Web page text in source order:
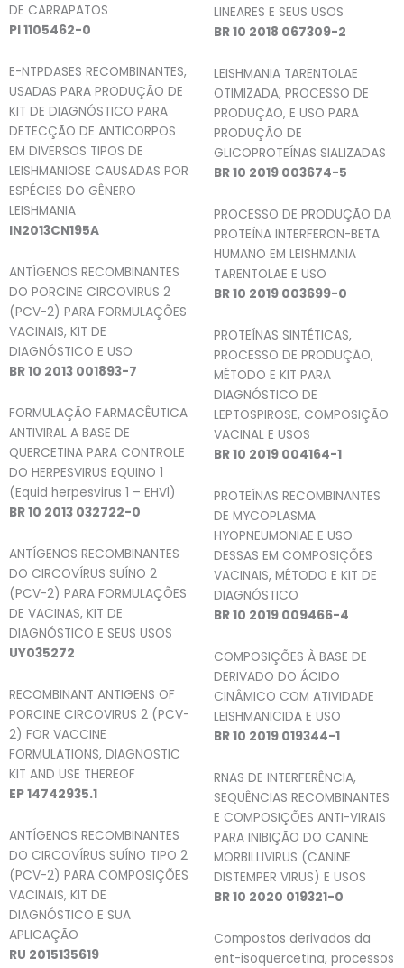
DE CARRAPATOS
PI 1105462-0
E-NTPDASES RECOMBINANTES,
USADAS PARA PRODUÇÃO DE
KIT DE DIAGNÓSTICO PARA
DETECÇÃO DE ANTICORPOS
EM DIVERSOS TIPOS DE
LEISHMANIOSE CAUSADAS POR
ESPÉCIES DO GÊNERO
LEISHMANIA
IN2013CN195A
ANTÍGENOS RECOMBINANTES
DO PORCINE CIRCOVIRUS 2
(PCV-2) PARA FORMULAÇÕES
VACINAIS, KIT DE
DIAGNÓSTICO E USO
BR 10 2013 001893-7
FORMULAÇÃO FARMACÊUTICA
ANTIVIRAL A BASE DE
QUERCETINA PARA CONTROLE
DO HERPESVIRUS EQUINO 1
(Equid herpesvirus 1 – EHVl)
BR 10 2013 032722-0
ANTÍGENOS RECOMBINANTES
DO CIRCOVÍRUS SUÍNO 2
(PCV-2) PARA FORMULAÇÕES
DE VACINAS, KIT DE
DIAGNÓSTICO E SEUS USOS
UY035272
RECOMBINANT ANTIGENS OF
PORCINE CIRCOVIRUS 2 (PCV-
2) FOR VACCINE
FORMULATIONS, DIAGNOSTIC
KIT AND USE THEREOF
EP 14742935.1
ANTÍGENOS RECOMBINANTES
DO CIRCOVÍRUS SUÍNO TIPO 2
(PCV-2) PARA COMPOSIÇÕES
VACINAIS, KIT DE
DIAGNÓSTICO E SUA
APLICAÇÃO
RU 2015135619
LINEARES E SEUS USOS
BR 10 2018 067309-2
LEISHMANIA TARENTOLAE
OTIMIZADA, PROCESSO DE
PRODUÇÃO, E USO PARA
PRODUÇÃO DE
GLICOPROTEÍNAS SIALIZADAS
BR 10 2019 003674-5
PROCESSO DE PRODUÇÃO DA
PROTEÍNA INTERFERON-BETA
HUMANO EM LEISHMANIA
TARENTOLAE E USO
BR 10 2019 003699-0
PROTEÍNAS SINTÉTICAS,
PROCESSO DE PRODUÇÃO,
MÉTODO E KIT PARA
DIAGNÓSTICO DE
LEPTOSPIROSE, COMPOSIÇÃO
VACINAL E USOS
BR 10 2019 004164-1
PROTEÍNAS RECOMBINANTES
DE MYCOPLASMA
HYOPNEUMONIAE E USO
DESSAS EM COMPOSIÇÕES
VACINAIS, MÉTODO E KIT DE
DIAGNÓSTICO
BR 10 2019 009466-4
COMPOSIÇÕES À BASE DE
DERIVADO DO ÁCIDO
CINÂMICO COM ATIVIDADE
LEISHMANICIDA E USO
BR 10 2019 019344-1
RNAS DE INTERFERÊNCIA,
SEQUÊNCIAS RECOMBINANTES
E COMPOSIÇÕES ANTI-VIRAIS
PARA INIBIÇÃO DO CANINE
MORBILLIVIRUS (CANINE
DISTEMPER VIRUS) E USOS
BR 10 2020 019321-0
Compostos derivados da
ent-isoquercetina, processos